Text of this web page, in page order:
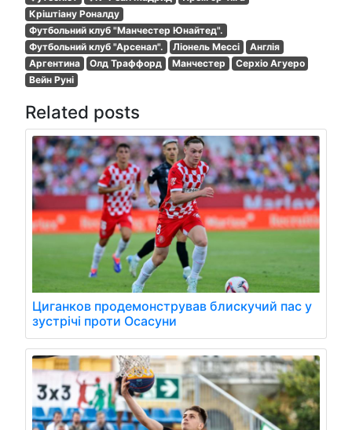
Кріштіану Роналду
Футбольний клуб "Манчестер Юнайтед".
Футбольний клуб "Арсенал".
Ліонель Мессі
Англія
Аргентина
Олд Траффорд Манчестер
Серхіо Агуеро
Вейн Руні
Related posts
Циганков продемонстрував блискучий пас у
зустрічі проти Осасуни